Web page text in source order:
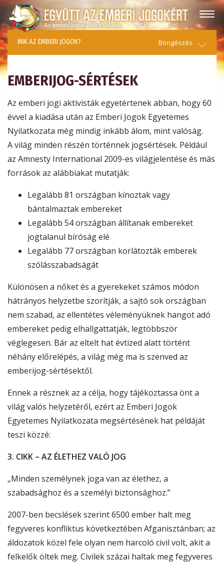
MIK AZ EMBERI JOGOK? Böngészés
EMBERIJOG-SÉRTÉSEK
Az emberi jogi aktivisták egyetértenek abban, hogy 60
évvel a kiadása után az Emberi Jogok Egyetemes
Nyilatkozata még mindig inkább álom, mint valóság.
A világ minden részén történnek jogsértések. Például
az Amnesty International 2009-es világjelentése és más
források az alábbiakat mutatják:
Legalább 81 országban kínoztak vagy
bántalmaztak embereket
Legalább 54 országban állítanak embereket
jogtalanul bíróság elé
Legalább 77 országban korlátozták emberek
szólásszabadságát
Különösen a nőket és a gyerekeket számos módon
hátrányos helyzetbe szorítják, a sajtó sok országban
nem szabad, az ellentétes véleményüknek hangot adó
embereket pedig elhallgattatják, legtöbbször
véglegesen. Bár az eltelt hat évtized alatt történt
néhány előrelépés, a világ még ma is szenved az
emberijog-sértésektől.
Ennek a résznek az a célja, hogy tájékoztassa önt a
világ valós helyzetéről, ezért az Emberi Jogok
Egyetemes Nyilatkozata megsértésének hat példáját
teszi közzé:
3. CIKK – AZ ÉLETHEZ VALÓ JOG
„Minden személynek joga van az élethez, a
szabadsághoz és a személyi biztonsághoz.”
2007-ben becslések szerint 6500 ember halt meg
fegyveres konfliktus következtében Afganisztánban; az
áldozatok közel fele olyan nem harcoló civil volt, akit a
felkelők öltek meg. Civilek százai haltak meg fegyveres